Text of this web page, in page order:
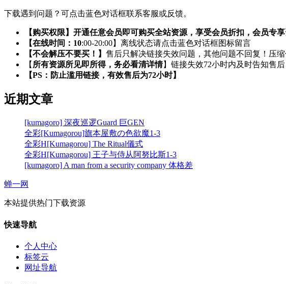
下载遇到问题？可点击蓝色对话框联系客服或反馈。
【购买权限】开通任意会员即可购买全站资源，享受会员折扣，会员专
【在线时间：10:00-20:00】离线状态请点击蓝色对话框图标留言
【不会解压不要买！】 售后只解决链接失效问题，其他问题不回复！压
【 所有资源所见即所得，务必看清详情】链接失效72小时内及时告知售
【PS：防止滥用链接，有效售后为72小时】
近期文章
[kumagoro] 深夜巡逻Guard 巨GEN
全彩[Kumagorou]旗本屋敷の色欲魔1-3
全彩H[Kumagorou] The Ritual儀式
全彩H[Kumagorou] 王子与侍从阿努比斯1-3
[kumagoro] A man from a security company 体格差
蝉一网
本站提供热门下载资源
快速导航
个人中心
标签云
网址导航